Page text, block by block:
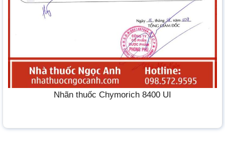
Nhãn thuốc Chymorich 8400 UI